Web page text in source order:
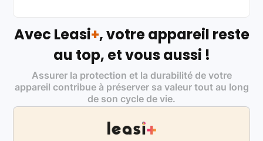
Avec Leasi+, votre appareil reste
au top, et vous aussi !
Assurer la protection et la durabilité de votre
appareil contribue à préserver sa valeur tout au long
de son cycle de vie.